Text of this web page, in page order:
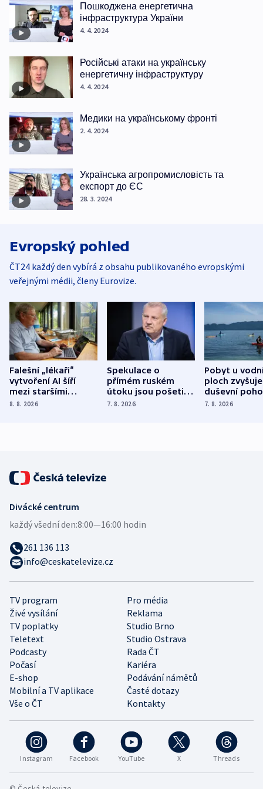
Пошкоджена енергетична
інфраструктура України
4. 4. 2024
Російські атаки на українську
енергетичну інфраструктуру
4. 4. 2024
Медики на українському фронті
2. 4. 2024
Українська агропромисловість та
експорт до ЄС
28. 3. 2024
Evropský pohled
ČT24 každý den vybírá z obsahu publikovaného evropskými
veřejnými médii, členy Eurovize.
Falešní „lékaři“
vytvoření AI šíří
mezi staršími
Poláky nebezpečné
8. 8. 2026
Spekulace o
přímém ruském
útoku jsou pošetilé,
míní estonský
7. 8. 2026
Pobyt u
ploch zvyšuje
duševní
ukázala
7. 8. 2026
Instagram Facebook YouTube X Threads
TV program
Pro média
Živé vysílání
Reklama
TV poplatky
Studio Brno
Teletext
Studio Ostrava
Podcasty
Rada ČT
Počasí
Kariéra
E-shop
Podávání námětů
Mobilní a TV aplikace
Časté dotazy
Vše o ČT
Kontakty
Divácké centrum
každý všední den:8:00—16:00 hodin
261 136 113
info@ceskatelevize.cz